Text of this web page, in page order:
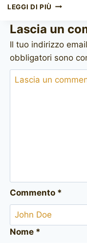
LEGGI DI PIÙ KARL
CHAMP
OF
DENMARK
6
Lascia un
Il tuo indirizzo
obbligatori sono
Commento *
Nome *